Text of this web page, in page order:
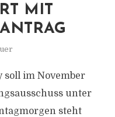
MIT
soll im November
unter
steht